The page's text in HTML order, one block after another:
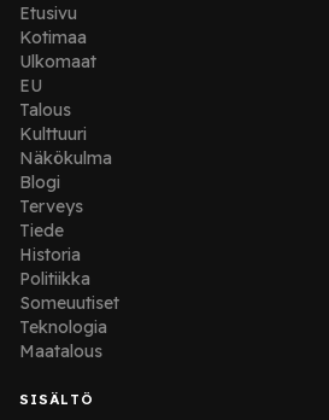
Etusivu
Kotimaa
Ulkomaat
EU
Talous
Kulttuuri
Näkökulma
Blogi
Terveys
Tiede
Historia
Politiikka
Someuutiset
Teknologia
Maatalous
SISÄLTÖ